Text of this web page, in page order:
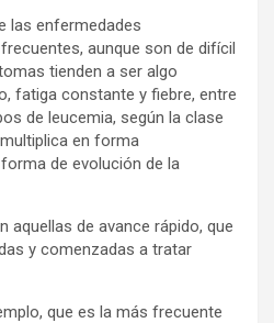
las enfermedades
aunque son de difícil
tienden a ser algo
fatiga constante y fiebre, entre
de leucemia, según la clase
en forma
de evolución de la
aquellas de avance rápido, que
y comenzadas a tratar
que es la más frecuente